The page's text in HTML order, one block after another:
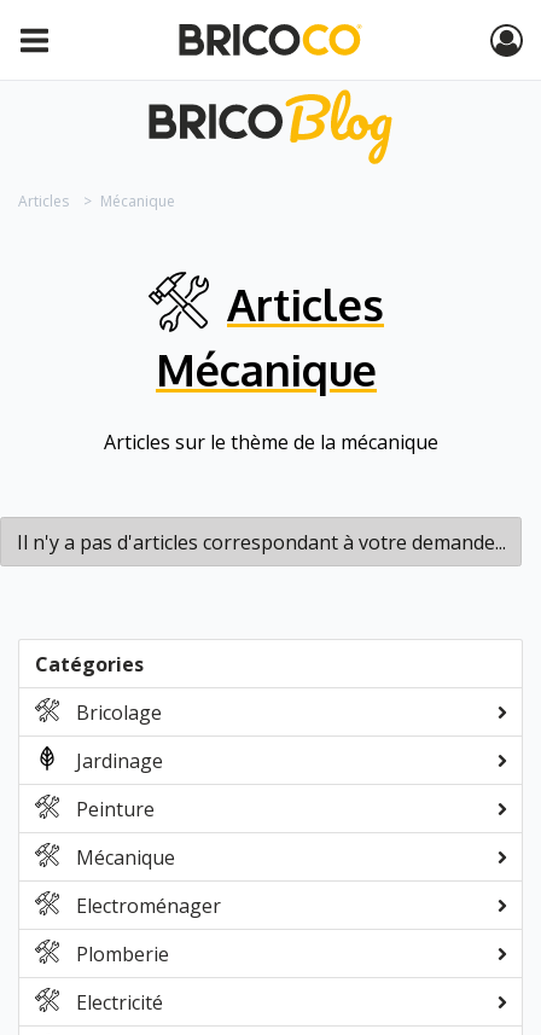
Articles Mécanique
Articles
Mécanique
Articles sur le thème de la mécanique
Il n'y a pas d'articles correspondant à votre demande...
Catégories
Bricolage
Jardinage
Peinture
Mécanique
Electroménager
Plomberie
Electricité